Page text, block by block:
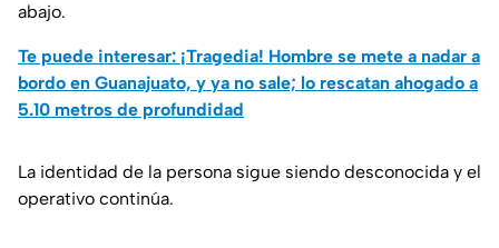
abajo.
Te puede interesar: ¡Tragedia! Hombre se mete a nadar a
bordo en Guanajuato, y ya no sale; lo rescatan ahogado a
5.10 metros de profundidad
La identidad de la persona sigue siendo desconocida y el
operativo continúa.